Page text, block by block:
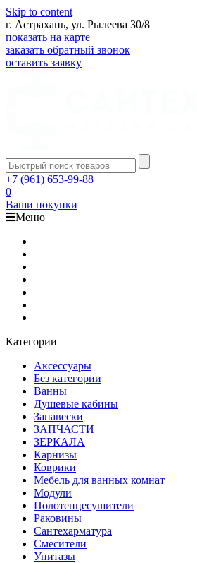
Skip to content
г. Астрахань, ул. Рылеева 30/8
показать на карте
заказать обратный звонок
оставить заявку
+7 (961) 653-99-88
0
Ваши покупки
Меню
Категории
Аксессуары
Без категории
Ванны
Душевые кабины
Занавески
ЗАПЧАСТИ
ЗЕРКАЛА
Карнизы
Коврики
Мебель для ванных комнат
Модули
Полотенцесушители
Раковины
Сантехарматура
Смесители
Унитазы